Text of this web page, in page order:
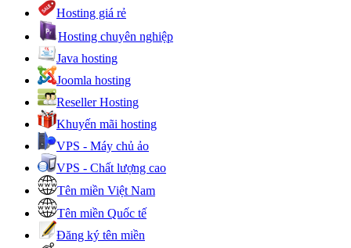
Hosting giá rẻ
Hosting chuyên nghiệp
Java hosting
Joomla hosting
Reseller Hosting
Khuyến mãi hosting
VPS - Máy chủ ảo
VPS - Chất lượng cao
Tên miền Việt Nam
Tên miền Quốc tế
Đăng ký tên miền